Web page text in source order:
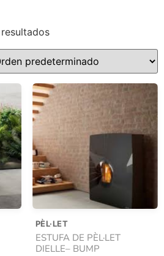
PÈL·LET
ESTUFA DE PÈL·LET
DIELLE– BUMP